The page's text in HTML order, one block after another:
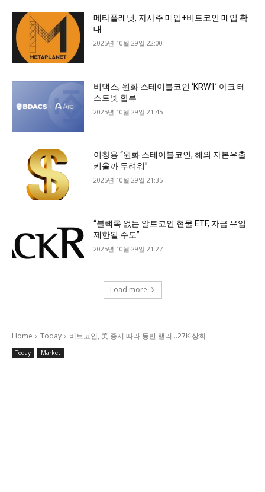
메타플래닛, 자사주 매입+비트코인 매입 확
대
2025년 10월 29일 22:00
비댁스, 원화 스테이블코인 ‘KRW1’ 아크 테
스트넷 합류
2025년 10월 29일 21:45
이창용 “원화 스테이블코인, 해외 자본유출
키울까 두려워”
2025년 10월 29일 21:35
“블랙록 없는 알트코인 현물 ETF, 자금 유입
제한될 수도”
2025년 10월 29일 21:27
Load more